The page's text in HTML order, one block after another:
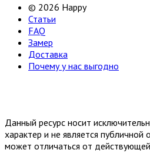
© 2026 Happy
Статьи
FAQ
Замер
Доставка
Почему у нас выгодно
Данный ресурс носит
характер и не является
может отличаться от